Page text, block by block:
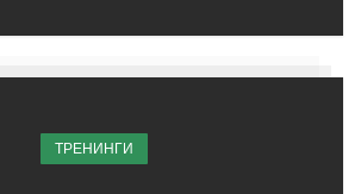
ТРЕНИНГИ